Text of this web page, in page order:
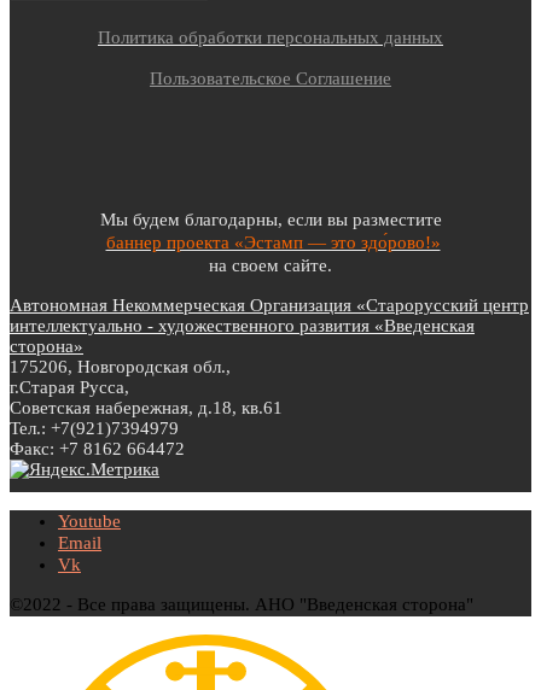
Политика обработки персональных данных
Пользовательское Соглашение
Мы будем благодарны, если вы разместите
баннер проекта «Эстамп — это здо́рово!»
на своем сайте.
Автономная Некоммерческая Организация «Старорусский центр
интеллектуально - художественного развития «Введенская
сторона»
175206, Новгородская обл.,
г.Старая Русса,
Советская набережная, д.18, кв.61
Тел.: +7(921)7394979
Факс: +7 8162 664472
Youtube
Email
Vk
©2022 - Все права защищены. АНО "Введенская сторона"